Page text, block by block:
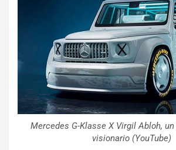
Mercedes G-Klasse X Virgil Abloh,
visionario (YouTube)